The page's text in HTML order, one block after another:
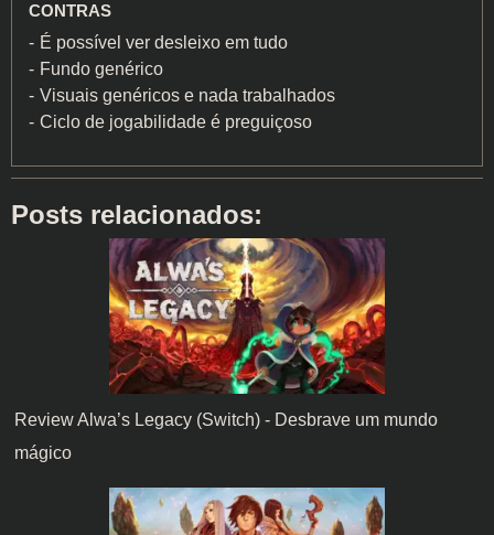
CONTRAS
É possível ver desleixo em tudo
Fundo genérico
Visuais genéricos e nada trabalhados
Ciclo de jogabilidade é preguiçoso
Posts relacionados:
Review Alwa’s Legacy (Switch) - Desbrave um mundo
mágico